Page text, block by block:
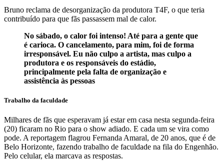
Bruno reclama de desorganização da produtora T4F, o que teria
contribuído para que fãs passassem mal de calor.
No sábado, o calor foi intenso! Até para a gente que
é carioca. O cancelamento, para mim, foi de forma
irresponsável. Eu não culpo a artista, mas culpo a
produtora e os responsáveis do estádio,
principalmente pela falta de organização e
assistência às pessoas
Trabalho da faculdade
Milhares de fãs que esperavam já estar em casa nesta segunda-feira
(20) ficaram no Rio para o show adiado. E cada um se vira como
pode. A reportagem flagrou Fernanda Amaral, de 20 anos, que é de
Belo Horizonte, fazendo trabalho de faculdade na fila do Engenhão.
Pelo celular, ela marcava as respostas.